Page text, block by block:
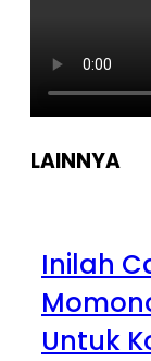
LAINNYA
Inilah
Untuk